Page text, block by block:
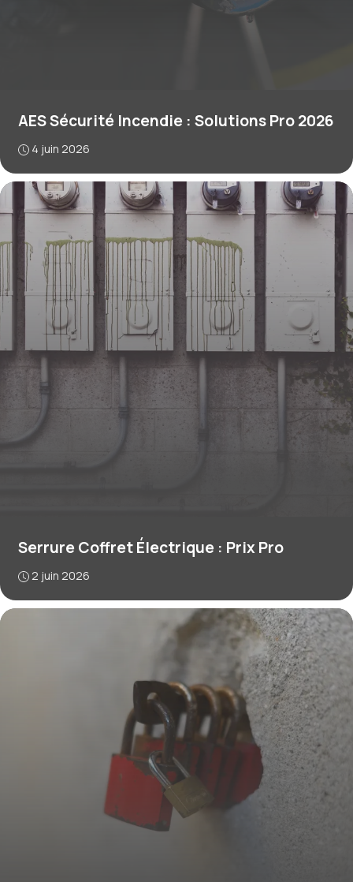
AES Sécurité Incendie : Solutions Pro 2026
4 juin 2026
Serrure Coffret Électrique : Prix Pro
2 juin 2026